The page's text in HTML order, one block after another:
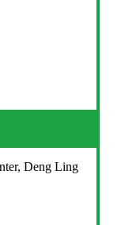
Deng Ling